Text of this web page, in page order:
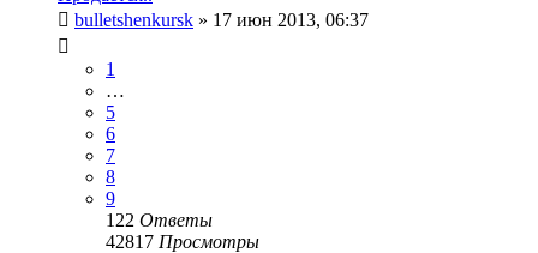
bulletshenkursk » 17 июн 2013, 06:37
1
…
5
6
7
8
9
122 Ответы
42817 Просмотры